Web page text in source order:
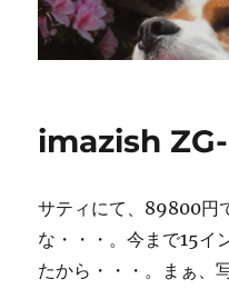
imazish
サティにて、89800円
な・・・。今まで15イ
たから・・・。まぁ、